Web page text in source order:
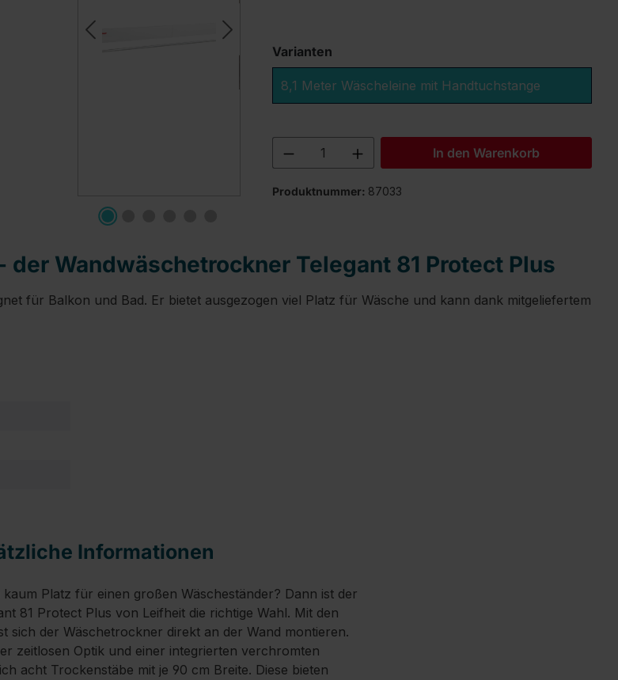
Varianten
8,1 Meter Wäscheleine mit Handtuchstange
Produkt Anzahl: Gib den
In den Warenkorb
Produktnummer: 87033
Wandwäschetrockner Telegant 81 Protect Plus
für Balkon und Bad. Er bietet ausgezogen viel Platz für Wäsche und kann dank mitgeliefertem
Informationen
Platz für einen großen Wäscheständer? Dann ist der
81 Protect Plus von Leifheit die richtige Wahl. Mit den
sich der Wäschetrockner direkt an der Wand montieren.
zeitlosen Optik und einer integrierten verchromten
acht Trockenstäbe mit je 90 cm Breite. Diese bieten